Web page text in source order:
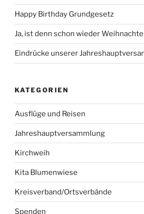
Happy Birthday Grundgesetz
Ja, ist denn schon wieder
Eindrücke unserer
KATEGORIEN
Ausflüge und Reisen
Jahreshauptversammlung
Kirchweih
Kita Blumenwiese
Kreisverband/Ortsverbände
Spenden